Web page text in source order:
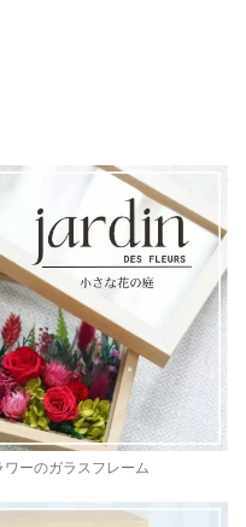
ーのガラスフレーム